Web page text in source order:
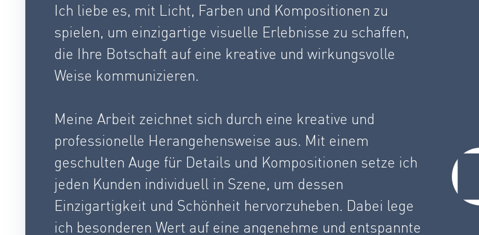
Ich liebe es, mit Licht, Farben und Kompositionen zu
spielen, um einzigartige visuelle Erlebnisse zu schaffen,
die Ihre Botschaft auf eine kreative und wirkungsvolle
Weise kommunizieren.
Meine Arbeit zeichnet sich durch eine kreative und
professionelle Herangehensweise aus. Mit einem
geschulten Auge für Details und Kompositionen setze ich
jeden Kunden individuell in Szene, um dessen
Einzigartigkeit und Schönheit hervorzuheben. Dabei lege
ich besonderen Wert auf eine angenehme und entspannte